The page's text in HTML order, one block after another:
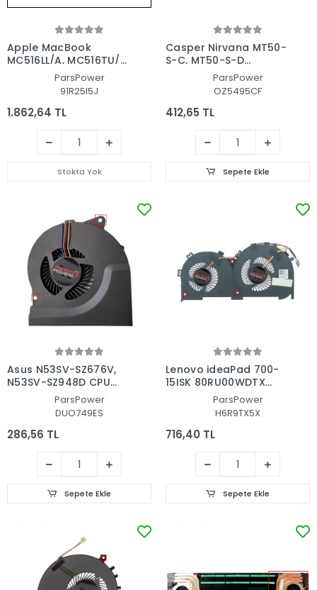
Apple MacBook
MC516LL/A, MC516TU/A
Notebook Batarya - Pil
(Pars Power)
ParsPower
91R25I5J
1.862,64 TL
Stokta Yok
Casper Nirvana MT50-
S-C, MT50-S-D
Notebook Menteşe
ParsPower
OZ5495CF
412,65 TL
Sepete Ekle
Asus N53SV-SZ676V,
N53SV-SZ948D CPU
Fan - İşlemci Fanı
ParsPower
DUO749ES
286,56 TL
Sepete Ekle
Lenovo ideaPad 700-
15ISK 80RU00WDTX
Cpu Fan - İşlemci Fanı
ParsPower
H6R9TX5X
716,40 TL
Sepete Ekle